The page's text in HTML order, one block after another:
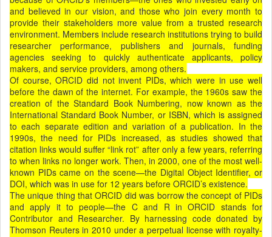
and believed in our vision, and those who join every month to
provide their stakeholders more value from a trusted research
environment. Members include research institutions trying to build
researcher performance, publishers and journals, funding
agencies seeking to quickly authenticate applicants, policy
makers, and service providers, among others.
Of course, ORCID did not invent PIDs, which were in use well
before the dawn of the internet. For example, the 1960s saw the
creation of the Standard Book Numbering, now known as the
International Standard Book Number, or ISBN, which is assigned
to each separate edition and variation of a publication. In the
1990s, the need for PIDs increased, as studies showed that
citation links would suffer “link rot” after only a few years, referring
to when links no longer work. Then, in 2000, one of the most well-
known PIDs came on the scene—the Digital Object Identifier, or
DOI, which was in use for 12 years before ORCID’s existence.
The unique thing that ORCID did was borrow the concept of PIDs
and apply it to people—the C and R in ORCID stands for
Contributor and Researcher. By harnessing code donated by
Thomson Reuters in 2010 under a perpetual license with royalty-